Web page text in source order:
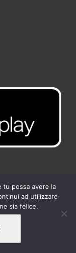
Reserved |Privacy
tu possa avere la
ad utilizzare
sia felice.